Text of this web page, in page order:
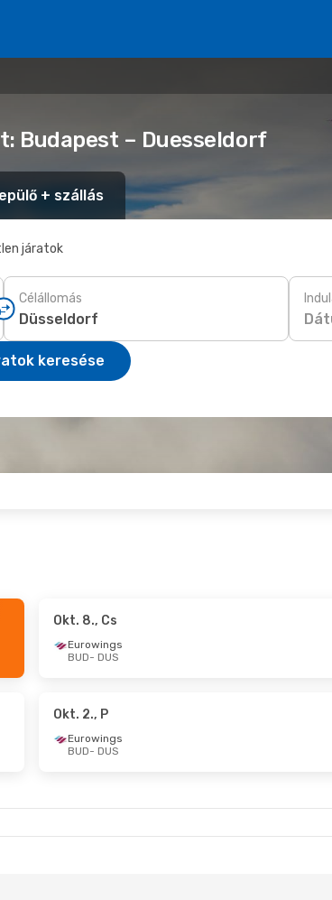
Budapest – Duesseldorf
+ szállás
járatok
Célállomás
keresése
- Szept. 22., K
Okt. 8., Cs
Eurowings
BUD- DUS
Okt. 2., P
Eurowings
BUD- DUS